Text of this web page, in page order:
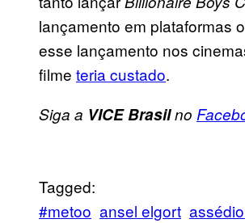
lançamento em plataformas
esse lançamento nos
filme teria custado.
Siga a VICE Brasilno
Tagged:
#metoo ansel elgort